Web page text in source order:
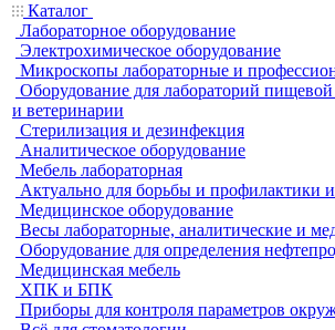
Каталог
Лабораторное оборудование
Электрохимическое оборудование
Микроскопы лабораторные и
Оборудование для лабораторий
и ветеринарии
Стерилизация и дезинфекция
Аналитическое оборудование
Мебель лабораторная
Актуально для борьбы и профилактики
Медицинское оборудование
Весы лабораторные, аналитические и
Оборудование для определения
Медицинская мебель
ХПК и БПК
Приборы для контроля параметров